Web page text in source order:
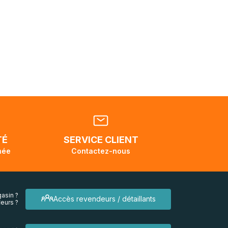
la
SERVICE CLIENT
Contactez-nous
Accès revendeurs / détaillants
?
?